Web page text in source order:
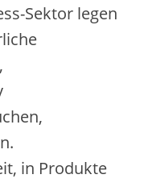
Sektor legen
i‬n Produkte